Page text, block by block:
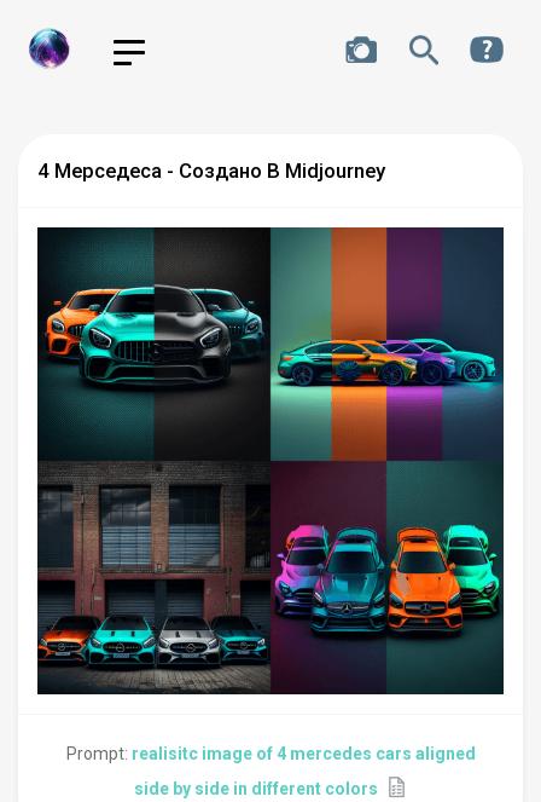
4 Мерседеса - Создано В Midjourney
Prompt: realisitc image of 4 mercedes cars aligned
side by side in different colors